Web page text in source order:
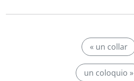
« un collar
un coloquio »